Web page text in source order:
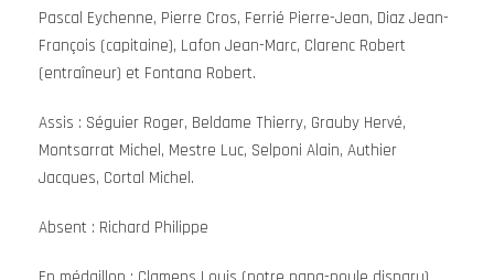
Pascal Eychenne, Pierre Cros, Ferrié Pierre-Jean, Diaz Jean-
François (capitaine), Lafon Jean-Marc, Clarenc Robert
(entraîneur) et Fontana Robert.
Assis : Séguier Roger, Beldame Thierry, Grauby Hervé,
Montsarrat Michel, Mestre Luc, Selponi Alain, Authier
Jacques, Cortal Michel.
Absent : Richard Philippe